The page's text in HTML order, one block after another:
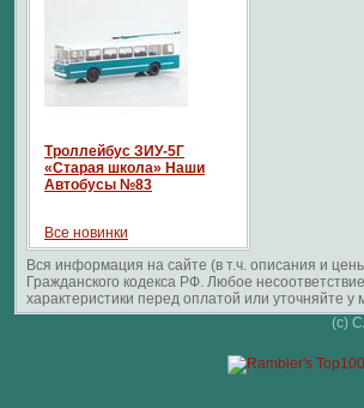
Троллейбус ЗИУ-5Г
«Старая школа» Наши
Автобусы №83
Все новинки
Вся информация на сайте (в т.ч. описания и
Гражданского кодекса РФ. Любое
характеристики перед оплатой или уточняйте у
(c)